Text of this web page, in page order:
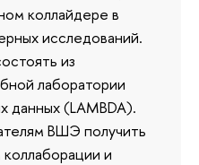
коллайдере в
исследований.
из
лаборатории
данных (LAMBDA).
ВШЭ получить
и